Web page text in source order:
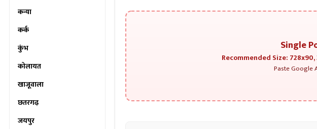
कन्या
कर्क
कुंभ
कोलायत
खाजूवाला
छतरगढ़
जयपुर
Single
Recommended Size:
Paste Google